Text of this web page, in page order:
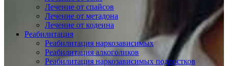
Лечение от спайсов
Лечение от метадона
Лечение от кодеина
Реабилитация
Реабилитация наркозависимых
Реабилитация алкоголиков
Реабилитация наркозависимых подростков